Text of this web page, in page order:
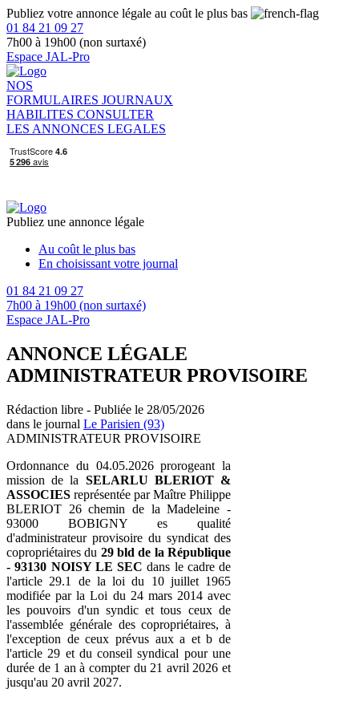
Publiez votre annonce légale au coût le plus bas
01 84 21 09 27
7h00 à 19h00 (non surtaxé)
Espace JAL-Pro
NOS
FORMULAIRES JOURNAUX
HABILITES CONSULTER
LES ANNONCES LEGALES
Publiez une annonce légale
Au coût le plus bas
En choisissant votre journal
01 84 21 09 27
7h00 à 19h00 (non surtaxé)
Espace JAL-Pro
ANNONCE LÉGALE
ADMINISTRATEUR PROVISOIRE
Rédaction libre - Publiée le 28/05/2026
dans le journal Le Parisien (93)
ADMINISTRATEUR PROVISOIRE
Ordonnance du 04.05.2026 prorogeant la
mission de la SELARLU BLERIOT &
ASSOCIES représentée par Maître Philippe
BLERIOT 26 chemin de la Madeleine -
93000 BOBIGNY es qualité
d'administrateur provisoire du syndicat des
copropriétaires du 29 bld de la République
-93130 NOISY LE SEC dans le cadre de
l'article 29.1 de la loi du 10 juillet 1965
modifiée par la Loi du 24 mars 2014 avec
les pouvoirs d'un syndic et tous ceux de
l'assemblée générale des copropriétaires, à
l'exception de ceux prévus aux a et b de
l'article 29 et du conseil syndical pour une
durée de 1 an à compter du 21 avril 2026 et
jusqu'au 20 avril 2027.